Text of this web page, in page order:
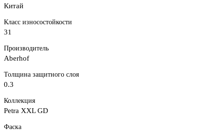
Китай
Класс износостойкости
31
Производитель
Aberhof
Толщина защитного слоя
0.3
Коллекция
Petra XXL GD
Фаска